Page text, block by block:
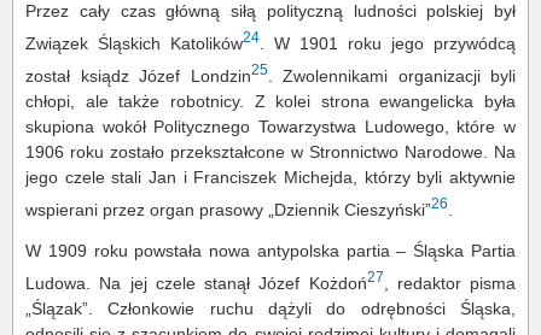
Przez cały czas główną siłą polityczną ludności polskiej był
Związek Śląskich Katolików24
. W 1901 roku jego przywódcą
został ksiądz Józef Londzin25. Zwolennikami organizacji byli
chłopi, ale także robotnicy. Z kolei strona ewangelicka była
skupiona wokół Politycznego Towarzystwa Ludowego, które w
1906 roku zostało przekształcone w Stronnictwo Narodowe. Na
jego czele stali Jan i Franciszek Michejda, którzy byli aktywnie
wspierani przez organ prasowy „Dziennik Cieszyński”26
W 1909 roku powstała nowa antypolska partia – Śląska Partia
Ludowa. Na jej czele stanął Józef Kożdoń27
, redaktor pisma
„Ślązak”. Członkowie ruchu dążyli do odrębności Śląska,